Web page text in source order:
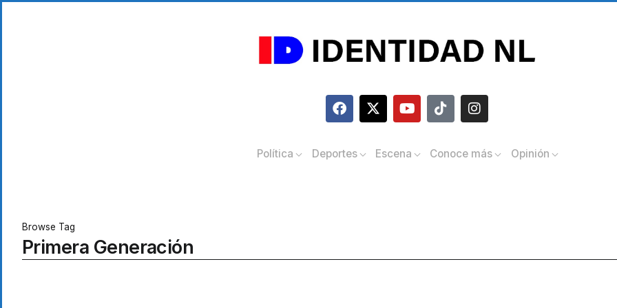
Política Deportes Escena Conoce más Opinión
Browse Tag
Primera Generación